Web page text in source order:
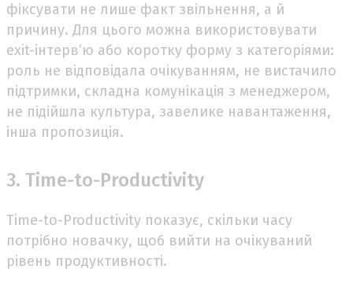
фіксувати не лише факт звільнення, а й
причину. Для цього можна використовувати
exit-інтерв’ю або коротку форму з категоріями:
роль не відповідала очікуванням, не вистачило
підтримки, складна комунікація з менеджером,
не підійшла культура, завелике навантаження,
інша пропозиція.
3. Time-to-Productivity
Time-to-Productivity показує, скільки часу
потрібно новачку, щоб вийти на очікуваний
рівень продуктивності.